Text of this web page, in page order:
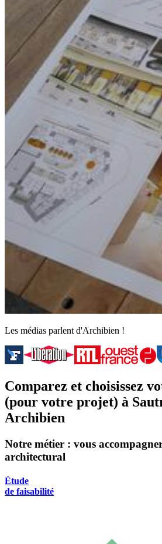
Les médias parlent d'Archibien !
Comparez et choisissez
(pour votre projet) à
Archibien
Notre métier : vous
architectural
Étude
de faisabilité